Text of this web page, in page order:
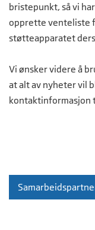
bristepunkt, så vi
opprette venteliste
støtteapparatet
Vi ønsker videre å
at alt av nyheter vil
kontaktinformasjon